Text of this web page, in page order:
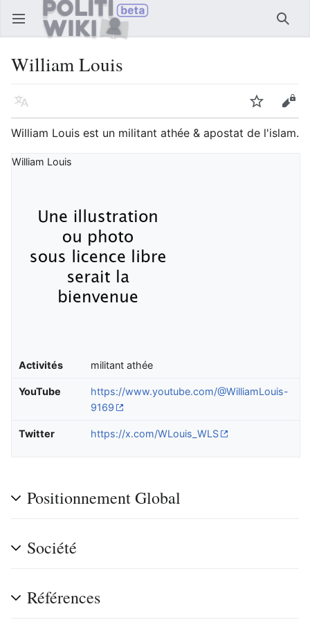
Ouvrir le menu principal
William Louis
Langue Suivre
William Louis est un militant athée & apostat de l'islam.
William Louis
Activités militant athée
YouTube
https://www.youtube.com/@WilliamLouis-
9169
Twitter https://x.com/WLouis_WLS
Positionnement Global
Société
Références